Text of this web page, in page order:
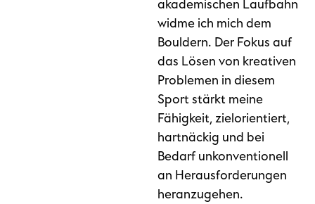
akademischen Laufbahn
widme ich mich dem
Bouldern. Der Fokus auf
das Lösen von kreativen
Problemen in diesem
Sport stärkt meine
Fähigkeit, zielorientiert,
hartnäckig und bei
Bedarf unkonventionell
an Herausforderungen
heranzugehen.